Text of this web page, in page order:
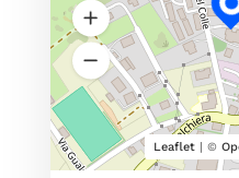
Leaflet| ©